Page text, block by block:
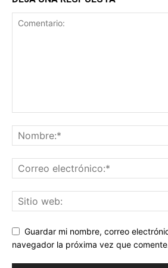
Guardar mi nombre, correo
navegador la próxima vez que